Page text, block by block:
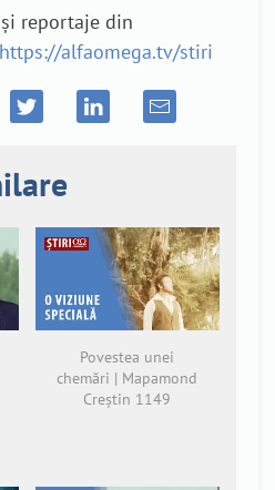
reportaje din
https://alfaomega.tv/stiri
Povestea unei
chemări | Mapamond
Creștin 1149